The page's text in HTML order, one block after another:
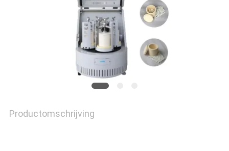
Productomschrijving